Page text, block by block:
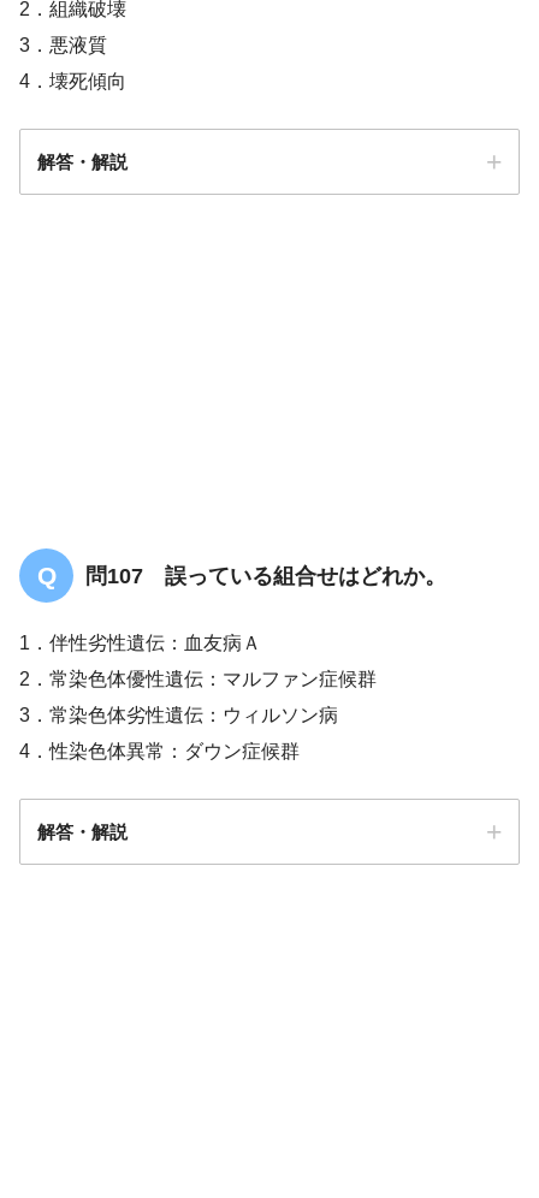
2．組織破壊
3．悪液質
4．壊死傾向
解答・解説
問107 誤っている組合せはどれか。
1．伴性劣性遺伝：血友病Ａ
2．常染色体優性遺伝：マルファン症候群
3．常染色体劣性遺伝：ウィルソン病
4．性染色体異常：ダウン症候群
解答・解説